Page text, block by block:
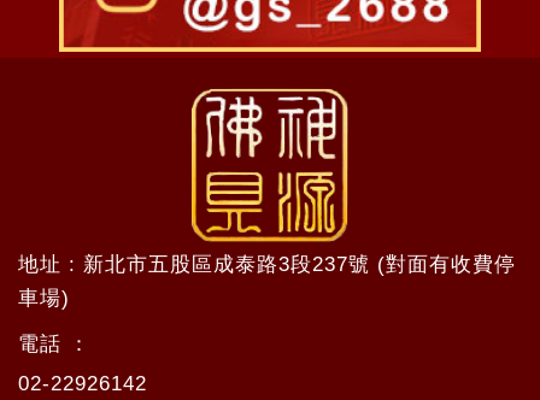
地址 : 新北市五股區成泰路3段237號 (對面有收費停
車場)
電話 ：
02-22926142